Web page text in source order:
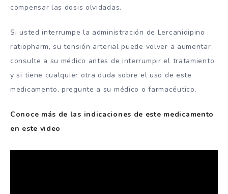
compensar las dosis olvidadas.
Si usted interrumpe la administración de Lercanidipino
ratiopharm, su tensión arterial puede volver a aumentar,
consulte a su médico antes de interrumpir el tratamiento
y si tiene cualquier otra duda sobre el uso de este
medicamento, pregunte a su médico o farmacéutico.
Conoce más de las indicaciones de este medicamento
en este video